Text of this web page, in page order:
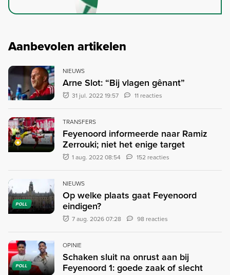
Aanbevolen artikelen
NIEUWS
Arne Slot: “Bij vlagen gênant”
31 jul. 2022 19:57 11 reacties
TRANSFERS
Feyenoord informeerde naar Ramiz
Zerrouki; niet het enige target
1 aug. 2022 08:54 152 reacties
POLL
NIEUWS
Op welke plaats gaat Feyenoord
eindigen?
7 aug. 2026 07:28 98 reacties
POLL
OPINIE
Schaken sluit na onrust aan bij
Feyenoord 1: goede zaak of slecht